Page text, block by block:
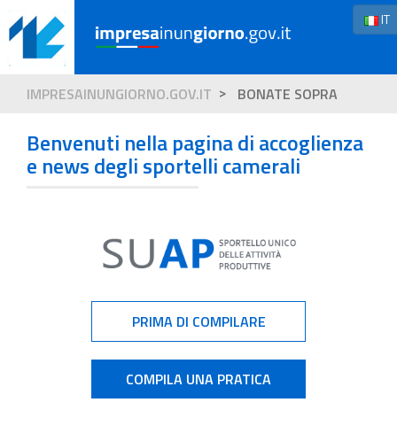
IT
IMPRESAINUNGIORNO.GOV.IT BONATE SOPRA
Benvenuti nella pagina di accoglienza
e news degli sportelli camerali
PRIMA DI COMPILARE
COMPILA UNA PRATICA